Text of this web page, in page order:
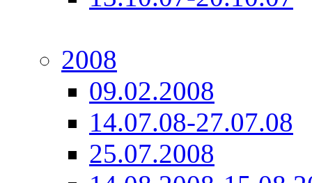
2008
09.02.2008
14.07.08-27.07.08
25.07.2008